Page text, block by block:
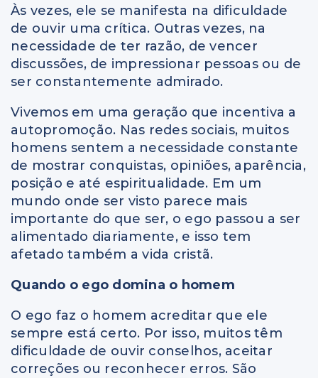
Às vezes, ele se manifesta na dificuldade
de ouvir uma crítica. Outras vezes, na
necessidade de ter razão, de vencer
discussões, de impressionar pessoas ou de
ser constantemente admirado.
Vivemos em uma geração que incentiva a
autopromoção. Nas redes sociais, muitos
homens sentem a necessidade constante
de mostrar conquistas, opiniões, aparência,
posição e até espiritualidade. Em um
mundo onde ser visto parece mais
importante do que ser, o ego passou a ser
alimentado diariamente, e isso tem
afetado também a vida cristã.
Quando o ego domina o homem
O ego faz o homem acreditar que ele
sempre está certo. Por isso, muitos têm
dificuldade de ouvir conselhos, aceitar
correções ou reconhecer erros. São